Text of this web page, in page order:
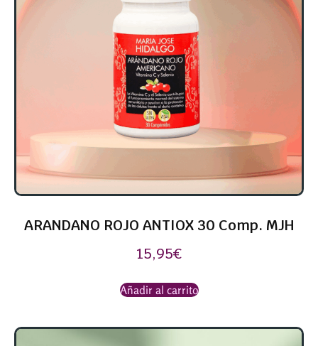
ARANDANO ROJO ANTIOX 30 Comp. MJH
15,95€
Añadir al carrito